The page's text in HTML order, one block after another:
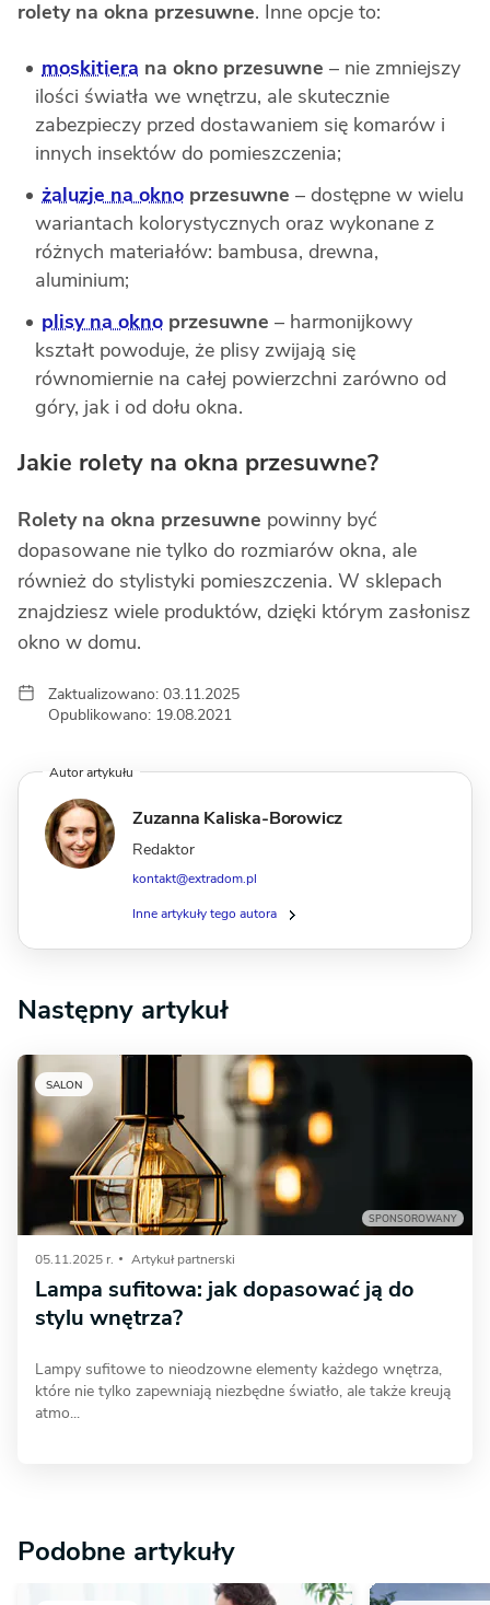
rolety na okna przesuwne. Inne opcje to:
moskitiera na okno przesuwne – nie zmniejszy
ilości światła we wnętrzu, ale skutecznie
zabezpieczy przed dostawaniem się komarów i
innych insektów do pomieszczenia;
żaluzje na okno przesuwne – dostępne w wielu
wariantach kolorystycznych oraz wykonane z
różnych materiałów: bambusa, drewna,
aluminium;
plisy na okno przesuwne – harmonijkowy
kształt powoduje, że plisy zwijają się
równomiernie na całej powierzchni zarówno od
góry, jak i od dołu okna.
Jakie rolety na okna przesuwne?
Rolety na okna przesuwne powinny być
dopasowane nie tylko do rozmiarów okna, ale
również do stylistyki pomieszczenia. W sklepach
znajdziesz wiele produktów, dzięki którym zasłonisz
okno w domu.
Zaktualizowano: 03.11.2025
Opublikowano: 19.08.2021
Autor artykułu
Zuzanna Kaliska-Borowicz
Redaktor
kontakt@extradom.pl
Inne artykuły tego autora
Następny artykuł
SALON
SPONSOROWANY
05.11.2025 r. Artykuł partnerski
Lampa sufitowa: jak dopasować ją do
stylu wnętrza?
Lampy sufitowe to nieodzowne elementy każdego wnętrza,
które nie tylko zapewniają niezbędne światło, ale także kreują
atmo...
Podobne artykuły